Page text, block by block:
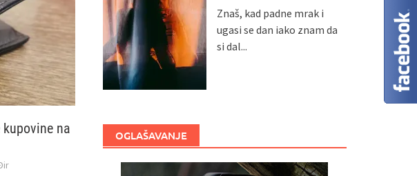
na
Znaš, kad padne mrak i
ugasi se dan iako znam da
si dal...
OGLAŠAVANJE